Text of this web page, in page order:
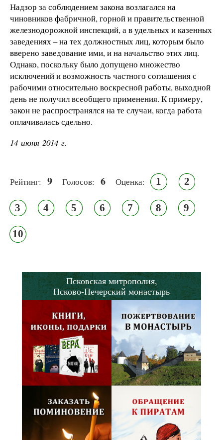
Надзор за соблюдением закона возлагался на
чиновников фабричной, горной и правительственной
железнодорожной инспекций, а в удельных и казенных
заведениях – на тех должностных лиц, которым было
вверено заведование ими, и на начальство этих лиц.
Однако, поскольку было допущено множество
исключений и возможность частного соглашения с
рабочими относительно воскресной работы, выходной
день не получил всеобщего применения. К примеру,
закон не распространялся на те случаи, когда работа
оплачивалась сдельно.
14 июня 2014 г.
Рейтинг: 9 Голосов: 6 Оценка: 1 2
3 4 5 6 7 8 9
10
Псковская митрополия,
Псково-Печерский монастырь